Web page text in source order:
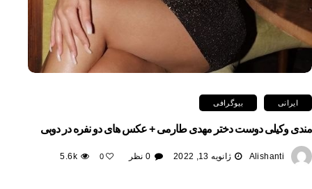
ایرانی بیوگرافی
مندی وکیلی دوست دختر مهدی طارمی + عکس های دو نفره در دوبی
Alishanti ژانویه 13, 2022 0 نظر 0
5.6k